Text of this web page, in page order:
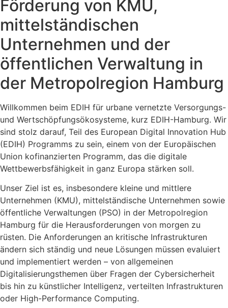
Förderung von KMU,
mittelständischen
Unternehmen und der
öffentlichen Verwaltung in
der Metropolregion Hamburg
Willkommen beim EDIH für urbane vernetzte Versorgungs-
und Wertschöpfungsökosysteme, kurz EDIH-Hamburg. Wir
sind stolz darauf, Teil des European Digital Innovation Hub
(EDIH) Programms zu sein, einem von der Europäischen
Union kofinanzierten Programm, das die digitale
Wettbewerbsfähigkeit in ganz Europa stärken soll.
Unser Ziel ist es, insbesondere kleine und mittlere
Unternehmen (KMU), mittelständische Unternehmen sowie
öffentliche Verwaltungen (PSO) in der Metropolregion
Hamburg für die Herausforderungen von morgen zu
rüsten. Die Anforderungen an kritische Infrastrukturen
ändern sich ständig und neue Lösungen müssen evaluiert
und implementiert werden – von allgemeinen
Digitalisierungsthemen über Fragen der Cybersicherheit
bis hin zu künstlicher Intelligenz, verteilten Infrastrukturen
oder High-Performance Computing.